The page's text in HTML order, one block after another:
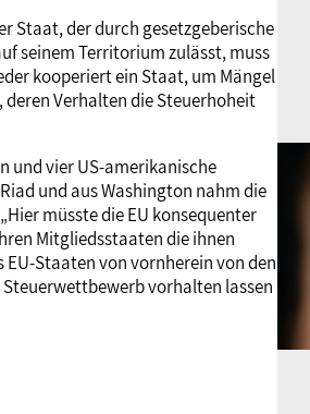
Staat, der durch gesetzgeberische
seinem Territorium zulässt, muss
kooperiert ein Staat, um Mängel
deren Verhalten die Steuerhoheit
und vier US-amerikanische
und aus Washington nahm die
müsste die EU konsequenter
Mitgliedsstaaten die ihnen
Staaten von vornherein von den
vorhalten lassen